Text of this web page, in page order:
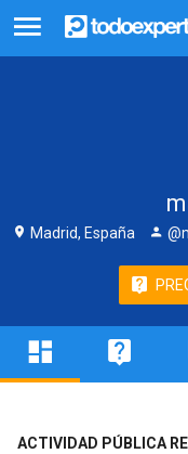
Madrid, España
ACTIVIDAD PÚBLICA